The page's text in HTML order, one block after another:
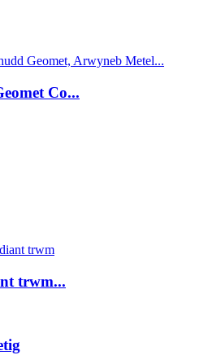
Co...
trwm...